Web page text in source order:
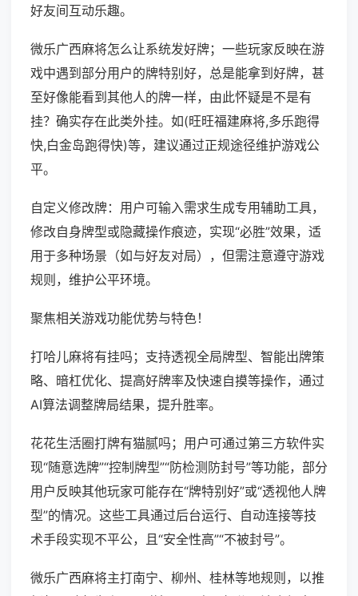
好友间互动乐趣。
微乐广西麻将怎么让系统发好牌；一些玩家反映在游
戏中遇到部分用户的牌特别好，总是能拿到好牌，甚
至好像能看到其他人的牌一样，由此怀疑是不是有
挂？确实存在此类外挂。如(旺旺福建麻将,多乐跑得
快,白金岛跑得快)等，建议通过正规途径维护游戏公
平。
自定义修改牌：用户可输入需求生成专用辅助工具，
修改自身牌型或隐藏操作痕迹，实现“必胜”效果，适
用于多种场景（如与好友对局），但需注意遵守游戏
规则，维护公平环境。
聚焦相关游戏功能优势与特色！
打哈儿麻将有挂吗；支持透视全局牌型、智能出牌策
略、暗杠优化、提高好牌率及快速自摸等操作，通过
AI算法调整牌局结果，提升胜率。
花花生活圈打牌有猫腻吗；用户可通过第三方软件实
现“随意选牌”“控制牌型”“防检测防封号”等功能，部分
用户反映其他玩家可能存在“牌特别好”或“透视他人牌
型”的情况。这些工具通过后台运行、自动连接等技
术手段实现不平公，且“安全性高”“不被封号”。
微乐广西麻将主打南宁、柳州、桂林等地规则，以推